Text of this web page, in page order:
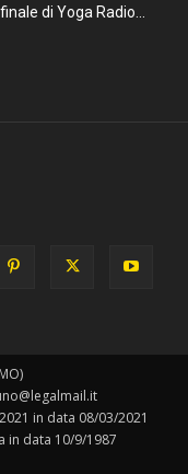
finale di Yoga Radio...
in data 08/03/2021
in data 10/9/1987